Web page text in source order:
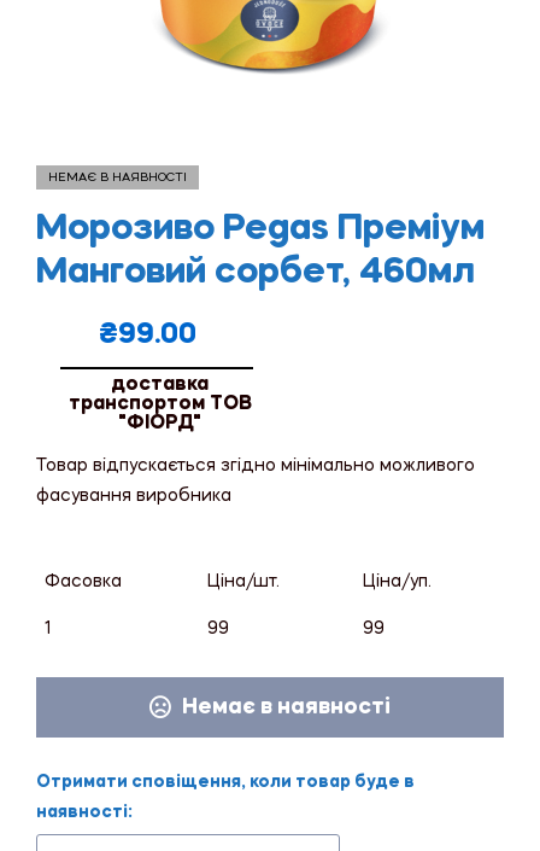
НЕМАЄ В НАЯВНОСТІ
Морозиво Pegas Преміум
Манговий сорбет, 460мл
₴99.00
доставка
транспортом ТОВ
"ФІОРД"
Товар відпускається згідно мінімально можливого
фасування виробника
Фасовка Ціна/шт. Ціна/уп.
1 99 99
Немає в наявності
Отримати сповіщення, коли товар буде в
наявності: